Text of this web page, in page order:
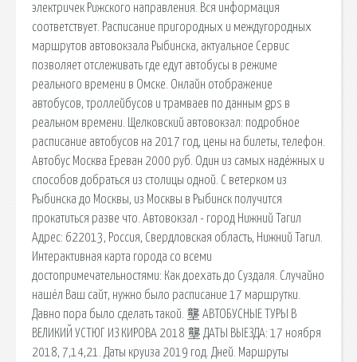
электричек Рижского направления. Вся информация
соответствует. Расписание пригородных и междугородных
маршрутов автовокзала Рыбинска, актуальное Сервис
позволяет отслеживать где едут автобусы в режиме
реального времени в Омске. Онлайн отображение
автобусов, троллейбусов и трамваев по данным gps в
реальном времени. Щелковский автовокзал: подробное
расписание автобусов на 2017 год, цены на билеты, телефон.
Автобус Москва Ереван 2000 руб. Один из самых надёжных и
способов добраться из столицы одной. С ветерком из
Рыбинска до Москвы, из Москвы в Рыбинск получится
прокатиться разве что. Автовокзал - город Нижний Тагил
Адрес: 622013, Россия, Свердловская область, Нижний Тагил.
Интерактивная карта города со всеми
достопримечательностями: Как доехать до Суздаля. Случайно
нашёл Ваш сайт, нужно было расписание 17 маршрутки.
Давно пора было сделать такой. 壟 АВТОБУСНЫЕ ТУРЫ В
ВЕЛИКИЙ УСТЮГ ИЗ КИРОВА 2018 壟 ДАТЫ ВЫЕЗДА: 17 ноября
2018, 7,14,21. Даты круиза 2019 год. Дней. Маршруты